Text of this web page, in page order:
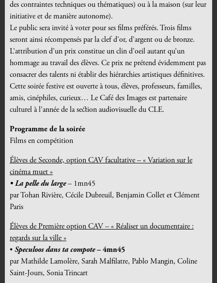
des contraintes techniques ou thématiques) ou à la maison (sur leur
initiative et de manière autonome).
Le public sera invité à voter pour ses films préférés. Trois films
seront ainsi récompensés par la clef d’or, d’argent ou de bronze.
L’attribution d’un prix constitue un clin d’oeil autant qu’un
hommage au travail des élèves. Ce prix ne prétend évidemment pas
consacrer des talents ni établir des hiérarchies artistiques définitives.
Cette soirée festive est ouverte à tous, élèves, professeurs, familles,
amis, cinéphiles, curieux… Le Café des Images est partenaire
culturel à l’année de la section audiovisuelle du CLE.
Programme de la soirée
Films en compétition
Élèves de Seconde, option CAV facultative – « Variation sur le
cinéma muet »
• La pelle du large – 1mn45
par Tohan Rivière, Cécile Dubreuil, Benjamin Collet et Clément
Paris
Élèves de Première option CAV – « Réaliser un documentaire :
regards sur la ville »
• Speculoos dans ta compote– 4mn45
par Mathilde Lamolère, Sarah Malfilatre, Pablo Mangin, Coline
Saint-Jours, Sonia Trincart